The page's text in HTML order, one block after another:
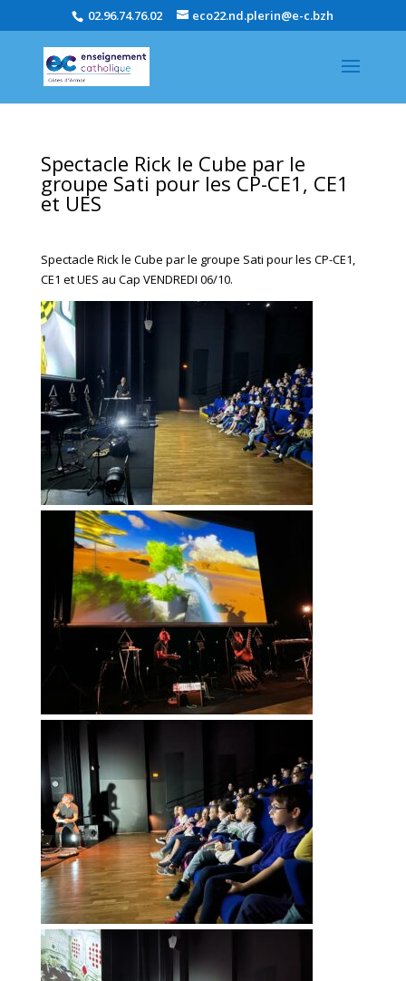
02.96.74.76.02 eco22.nd.plerin@e-c.bzh
Spectacle Rick le Cube par le
groupe Sati pour les CP-CE1, CE1
et UES
Spectacle Rick le Cube par le groupe Sati pour les CP-CE1,
CE1 et UES au Cap VENDREDI 06/10.